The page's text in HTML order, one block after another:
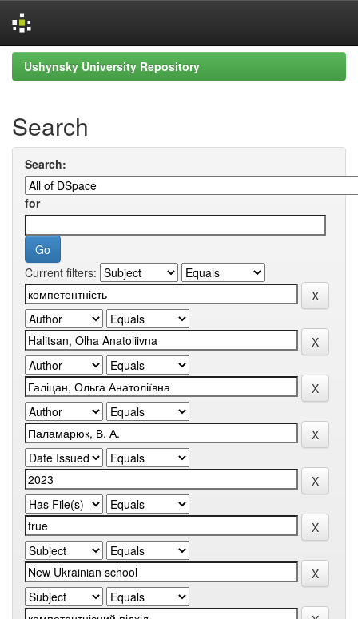
Skip
navigation
Ushynsky University Repository
Search
Search:
for
Current filters: